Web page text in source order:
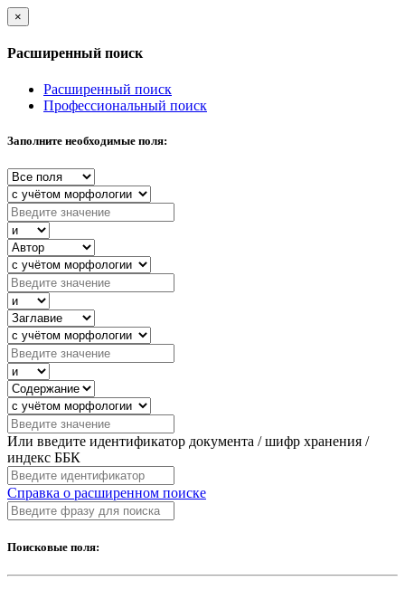
×
Расширенный поиск
Расширенный поиск
Профессиональный поиск
Заполните необходимые поля:
Или введите идентификатор документа / шифр хранения /
индекс ББК
Справка о расширенном поиске
Поисковые поля: